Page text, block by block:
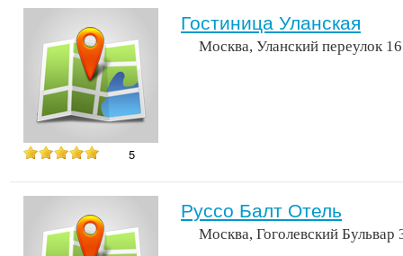
5
Гостиница Уланская
Москва, Уланский переулок
Руссо Балт Отель
Москва, Гоголевский Бульвар